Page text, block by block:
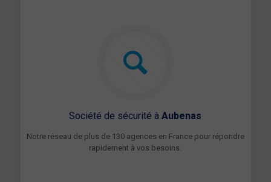
Société de sécurité àAubenas
Notre réseau de plus de 130 agences en France pour répondre
rapidement à vos besoins.